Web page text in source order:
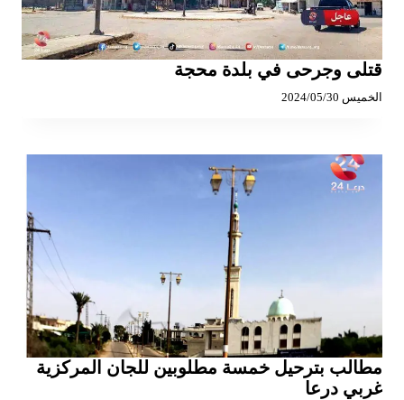
قتلى وجرحى في بلدة محجة
الخميس 2024/05/30
مطالب بترحيل خمسة مطلوبين للجان المركزية
غربي درعا